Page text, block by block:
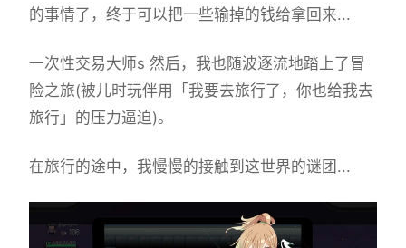
的事情了，终于可以把一些输掉的钱给拿回来...
一次性交易大师s 然后，我也随波逐流地踏上了冒
险之旅(被儿时玩伴用「我要去旅行了，你也给我去
旅行」的压力逼迫)。
在旅行的途中，我慢慢的接触到这世界的谜团...